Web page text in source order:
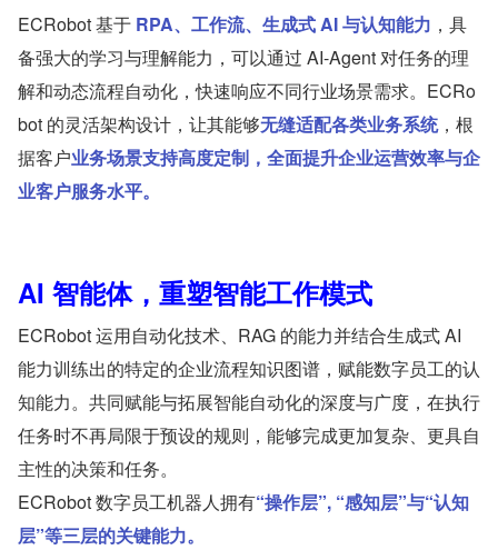
ECRobot 基于 RPA、工作流、生成式 AI 与认知能力 ，具
备强大的学习与理解能力，可以通过 AI-Agent 对任务的理
解和动态流程自动化，快速响应不同行业场景需求。ECRo
bot 的灵活架构设计，让其能够无缝适配各类业务系统，根
据客户业务场景支持高度定制，全面提升企业运营效率与企
业客户服务水平。
AI 智能体，重塑智能工作模式
ECRobot 运用自动化技术、RAG 的能力并结合生成式 AI
能力训练出的特定的企业流程知识图谱，赋能数字员工的认
知能力。共同赋能与拓展智能自动化的深度与广度，在执行
任务时不再局限于预设的规则，能够完成更加复杂、更具自
主性的决策和任务。
ECRobot 数字员工机器人拥有“操作层”, “感知层”与“认知
层”等三层的关键能力。